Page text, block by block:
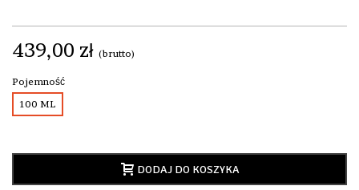
439,00 zł (brutto)
Pojemność
100 ML
DODAJ DO KOSZYKA